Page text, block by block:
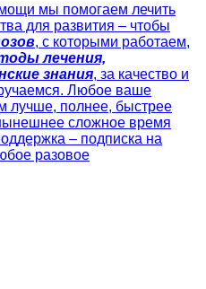
мы помогаем лечить
для развития – чтобы
, с которыми работаем,
лечения,
знания, за качество и
Любое ваше
лучше, полнее, быстрее
сложное время
– подписка на
разовое